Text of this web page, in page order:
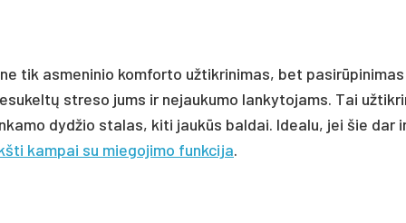
tik asmeninio komforto užtikrinimas, bet pasirūpinimas
streso jums ir nejaukumo lankytojams. Tai
dydžio stalas, kiti jaukūs baldai. Idealu, jei šie dar
kampai su miegojimo funkcija.